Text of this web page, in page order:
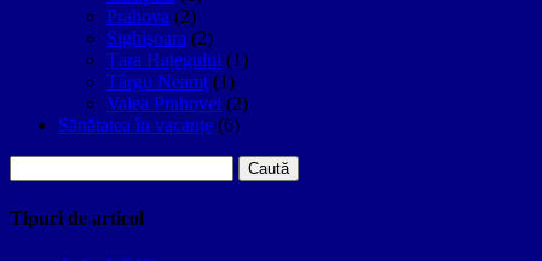
Prahova (2)
Sighişoara (2)
Țara Hațegului (1)
Târgu Neamţ (1)
Valea Prahovei (2)
Sănătatea în vacanțe (6)
după:
Tipuri de articol